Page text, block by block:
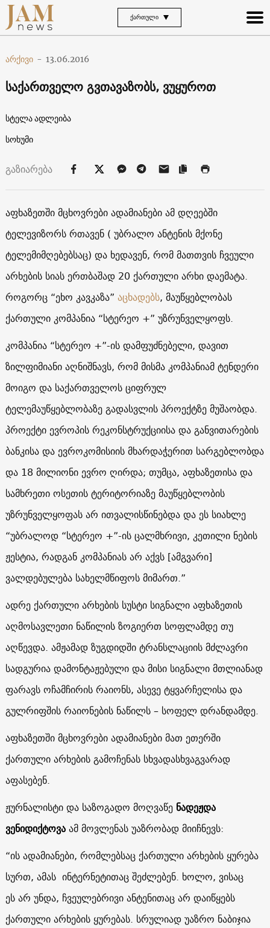
ᲥᲐᲠᲗᲣᲚᲘ
არქივი - 13.06.2016
საქართველო გვთავაზობს, ვუყუროთ
სტელა ადლეიბა
სოხუმი
გაზიარება
აფხაზეთში მცხოვრები ადამიანები ამ დღეებში
ტელევიზორს რთავენ ( უბრალო ანტენის მქონე
ტელემიმღებებსაც) და ხედავენ, რომ მათთვის ჩვეული
არხების სიას ერთბაშად 20 ქართული არხი დაემატა.
როგორც “ეხო კავკაზა” აცხადებს, მაუწყებლობას
ქართული კომპანია “სტერეო +” უზრუნველყოფს.
კომპანია “სტერეო +”-ის დამფუძნებელი, დავით
ზილფიმიანი აღნიშნავს, რომ მისმა კომპანიამ ტენდერი
მოიგო და საქართველოს ციფრულ
ტელემაუწყებლობაზე გადასვლის პროექტზე მუშაობდა.
პროექტი ევროპის რეკონსტრუქციისა და განვითარების
ბანკისა და ევროკომისიის მხარდაჭერით სარგებლობდა
და 18 მილიონი ევრო ღირდა; თუმცა, აფხაზეთისა და
სამხრეთი ოსეთის ტერიტორიაზე მაუწყებლობის
უზრუნველყოფას არ ითვალისწინებდა და ეს სიახლე
“უბრალოდ “სტერეო +”-ის ცალმხრივი, კეთილი ნების
ჟესტია, რადგან კომპანიას არ აქვს [ამგვარი]
ვალდებულება სახელმწიფოს მიმართ.”
ადრე ქართული არხების სუსტი სიგნალი აფხაზეთის
აღმოსავლეთი ნაწილის ზოგიერთ სოფლამდე თუ
აღწევდა. ამჟამად ზუგდიდში ტრანსლაციის მძლავრი
სადგურია დამონტაჟებული და მისი სიგნალი მთლიანად
ფარავს ოჩამჩირის რაიონს, ასევე ტყვარჩელისა და
გულრიფშის რაიონების ნაწილს – სოფელ დრანდამდე.
აფხაზეთში მცხოვრები ადამიანები მათ ეთერში
ქართული არხების გამოჩენას სხვადასხვაგვარად
აფასებენ.
ჟურნალისტი და საზოგადო მოღვაწე ნადეჟდა
ვენიდიქტოვაამ მოვლენას უაზრობად მიიჩნევს:
“ის ადამიანები, რომლებსაც ქართული არხების ყურება
სურთ, ამას ინტერნეტითაც შეძლებენ. ხოლო, ვისაც
ეს არ უნდა, ჩვეულებრივი ანტენითაც არ დაიწყებს
ქართული არხების ყურებას. სრულიად უაზრო ნაბიჯია